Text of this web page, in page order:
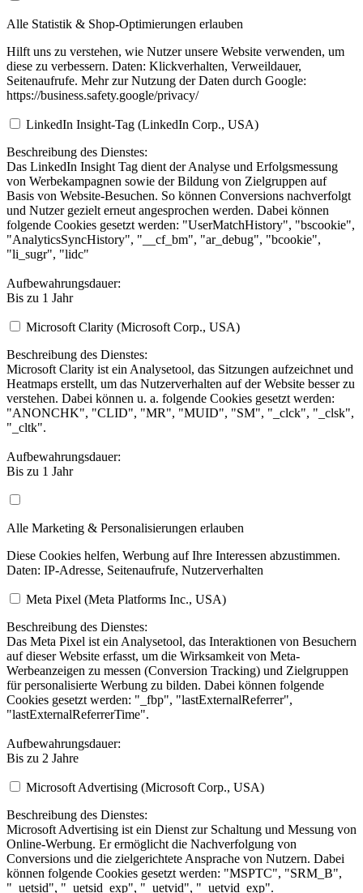
Alle Statistik & Shop-Optimierungen erlauben
Hilft uns zu verstehen, wie Nutzer unsere Website verwenden, um
diese zu verbessern. Daten: Klickverhalten, Verweildauer,
Seitenaufrufe. Mehr zur Nutzung der Daten durch Google:
https://business.safety.google/privacy/
LinkedIn Insight-Tag (LinkedIn Corp., USA)
Beschreibung des Dienstes:
Das LinkedIn Insight Tag dient der Analyse und Erfolgsmessung
von Werbekampagnen sowie der Bildung von Zielgruppen auf
Basis von Website-Besuchen. So können Conversions nachverfolgt
und Nutzer gezielt erneut angesprochen werden. Dabei können
folgende Cookies gesetzt werden: "UserMatchHistory", "bscookie",
"AnalyticsSyncHistory", "__cf_bm", "ar_debug", "bcookie",
"li_sugr", "lidc"
Aufbewahrungsdauer:
Bis zu 1 Jahr
Microsoft Clarity (Microsoft Corp., USA)
Beschreibung des Dienstes:
Microsoft Clarity ist ein Analysetool, das Sitzungen aufzeichnet und
Heatmaps erstellt, um das Nutzerverhalten auf der Website besser zu
verstehen. Dabei können u. a. folgende Cookies gesetzt werden:
"ANONCHK", "CLID", "MR", "MUID", "SM", "_clck", "_clsk",
"_cltk".
Aufbewahrungsdauer:
Bis zu 1 Jahr
Alle Marketing & Personalisierungen erlauben
Diese Cookies helfen, Werbung auf Ihre Interessen abzustimmen.
Daten: IP-Adresse, Seitenaufrufe, Nutzerverhalten
Meta Pixel (Meta Platforms Inc., USA)
Beschreibung des Dienstes:
Das Meta Pixel ist ein Analysetool, das Interaktionen von Besuchern
auf dieser Website erfasst, um die Wirksamkeit von Meta-
Werbeanzeigen zu messen (Conversion Tracking) und Zielgruppen
für personalisierte Werbung zu bilden. Dabei können folgende
Cookies gesetzt werden: "_fbp", "lastExternalReferrer",
"lastExternalReferrerTime".
Aufbewahrungsdauer:
Bis zu 2 Jahre
Microsoft Advertising (Microsoft Corp., USA)
Beschreibung des Dienstes:
Microsoft Advertising ist ein Dienst zur Schaltung und Messung von
Online-Werbung. Er ermöglicht die Nachverfolgung von
Conversions und die zielgerichtete Ansprache von Nutzern. Dabei
können folgende Cookies gesetzt werden: "MSPTC", "SRM_B",
"_uetsid", "_uetsid_exp", "_uetvid", "_uetvid_exp".